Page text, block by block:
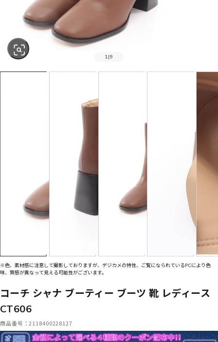
1 |9
※色、素材感に注意して撮影しておりますが、デジカメの特性、ご覧になられているPCにより色
味、質感が異なって見える可能性がございます。
コーチ シャナ ブーティー ブーツ 靴 レディース
CT606
商品番号：2118400228127